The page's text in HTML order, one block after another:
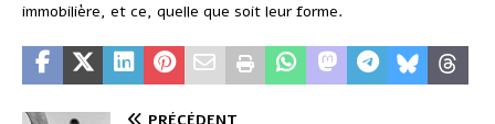
immobilière, et ce, quelle que soit leur forme.